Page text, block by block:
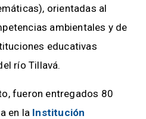
orientadas al
ambientales y de
educativas
río Tillavá.
fueron entregados 80
en la Institución